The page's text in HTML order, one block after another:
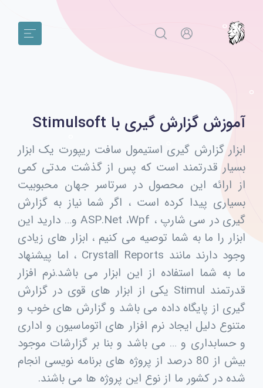
آموزش گزارش گیری با Stimulsoft
ابزار گزارش گیری استیمول سافت ریپورت یک ابزار
بسیار قدرتمند است که پس از گذشت مدتی کمی
از ارائه این محصول در سرتاسر جهان محبوبیت
بسیاری پیدا کرده است ، اگر شما نیاز به گزارش
گیری در سی شارپ ، ASP.Net ،Wpf و… دارید این
ابزار را ما به شما توصیه می کنیم ، ابزار های زیادی
وجود دارند مانند Crystall Reports ، اما پیشنهاد
ما به شما استفاده از این ابزار می باشد.نرم افزار
قدرتمند Stimul یکی از ابزار های قوی در گزارش
گیری از پایگاه داده می باشد و گزارش های خوب و
متنوع دلیل ایجاد نرم افزار های اتوماسیون و اداری
و حسابداری و … می باشد و بنا بر گزارشات موجود
بیش از 80 درصد از پروژه های برنامه نویسی انجام
شده در کشور ما از نوع این پروژه ها می باشند.